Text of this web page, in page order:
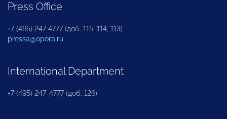
Press Office
+7 (495) 247 4777 (доб. 115, 114, 113)
pressa@opora.ru
International Department
+7 (495) 247-4777 (доб. 126)